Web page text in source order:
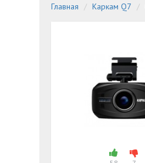
Главная Каркам Q7